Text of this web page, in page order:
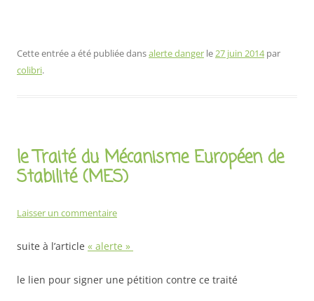
Cette entrée a été publiée dansalerte danger le27 juin 2014 par
colibri.
le Traité du Mécanisme Européen de
Stabilité (MES)
Laisser un commentaire
suite à l’article « alerte »
le lien pour signer une pétition contre ce traité